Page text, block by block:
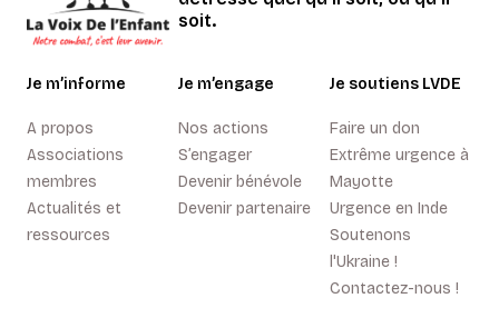
soit.
Je m’informe
A propos
Associations
membres
Actualités et
ressources
Je m’engage
Nos actions
S’engager
Devenir bénévole
Devenir partenaire
Je soutiens LVDE
Faire un don
Extrême urgence à
Mayotte
Urgence en Inde
Soutenons
l'Ukraine !
Contactez-nous !